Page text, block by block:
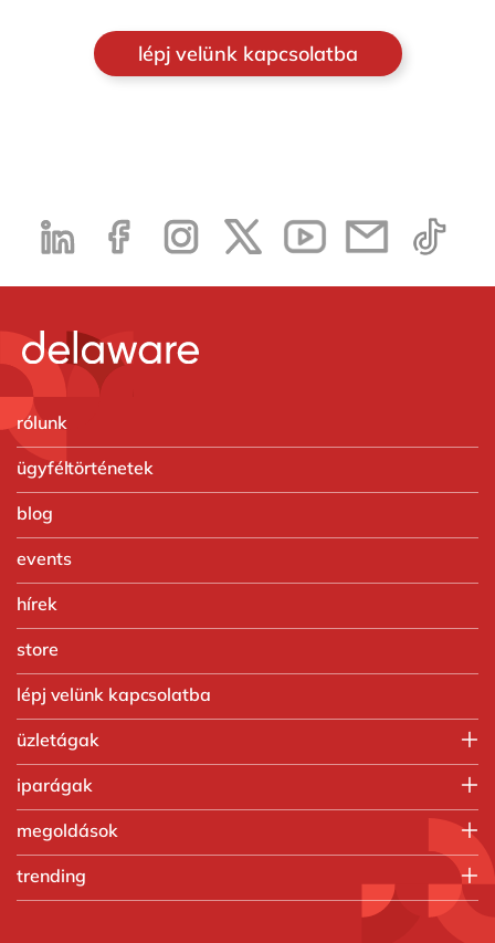
lépj velünk kapcsolatba
rólunk
ügyféltörténetek
blog
events
hírek
store
lépj velünk kapcsolatba
üzletágak
Digitális üzletág
iparágak
Vegyipar
Egyedi gyártás
Élelmiszeripar
megoldások
Microsoft
trending